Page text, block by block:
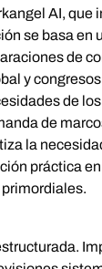
AI, que
se basa en
de
y
de
de
la
práctica